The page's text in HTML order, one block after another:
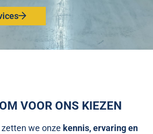
VOOR ONS KIEZEN
zetten we onze kennis, ervaring en